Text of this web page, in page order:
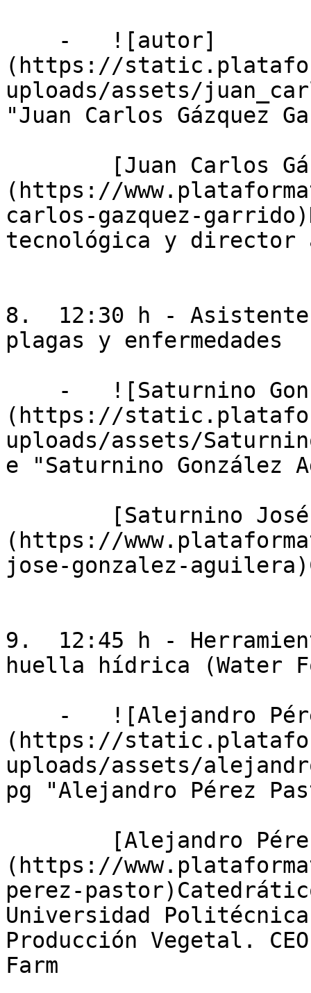
(https://
uploads/assets/
"Juan Carlos Gázquez
(https://
carlos-gazquez-
tecnológica y director
8.  12:30 h -
plagas y enfermedades
(https://
uploads/assets/
e "Saturnino González
(https://
jose-gonzalez-
9.  12:45 h -
huella hídrica (Water
(https://
uploads/assets/
pg "Alejandro Pérez
(https://
perez-
Universidad
Producción Vegetal.
Farm